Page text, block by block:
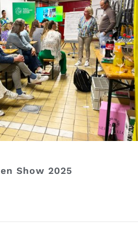
Show 2025